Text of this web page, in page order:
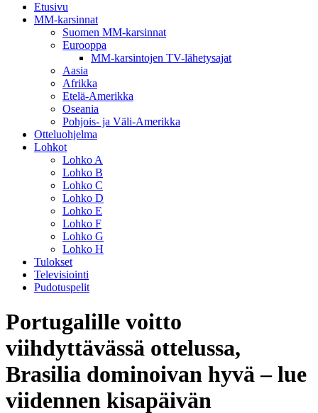
Etusivu
MM-karsinnat
Suomen MM-karsinnat
Eurooppa
MM-karsintojen TV-lähetysajat
Aasia
Afrikka
Etelä-Amerikka
Oseania
Pohjois- ja Väli-Amerikka
Otteluohjelma
Lohkot
Lohko A
Lohko B
Lohko C
Lohko D
Lohko E
Lohko F
Lohko G
Lohko H
Tulokset
Televisiointi
Pudotuspelit
Portugalille voitto
viihdyttävässä ottelussa,
Brasilia dominoivan hyvä – lue
viidennen kisapäivän